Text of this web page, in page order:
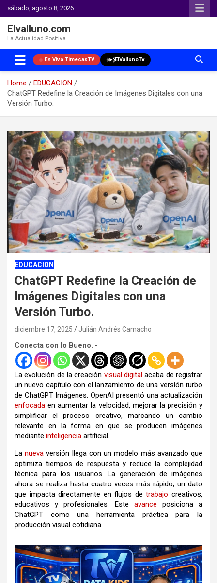
sábado, agosto 8, 2026
Elvalluno.com
La Actualidad Positiva.
En Vivo TimecasTV ElVallunoTv
Home
EDUCACION
ChatGPT Redefine la Creación de Imágenes Digitales con una
Versión Turbo.
content
EDUCACION
ChatGPT Redefine la Creación de
Imágenes Digitales con una
Versión Turbo.
diciembre 17, 2025 Julián Andrés Camacho
Conecta con lo Bueno. -
La evolución de la creación visual digital acaba de registrar
un nuevo capítulo con el lanzamiento de una versión turbo
de ChatGPT Imágenes. OpenAI presentó una actualización
enfocada en aumentar la velocidad, mejorar la precisión y
simplificar el proceso creativo, marcando un cambio
relevante en la forma en que se producen imágenes
mediante inteligencia artificial.
Lanueva versión llega con un modelo más avanzado que
optimiza tiempos de respuesta y reduce la complejidad
técnica para los usuarios. La generación de imágenes
ahora se realiza hasta cuatro veces más rápido, un dato
que impacta directamente en flujos detrabajo creativos,
educativos y profesionales. Este avance posiciona a
ChatGPT como una herramienta práctica para la
producción visual cotidiana.